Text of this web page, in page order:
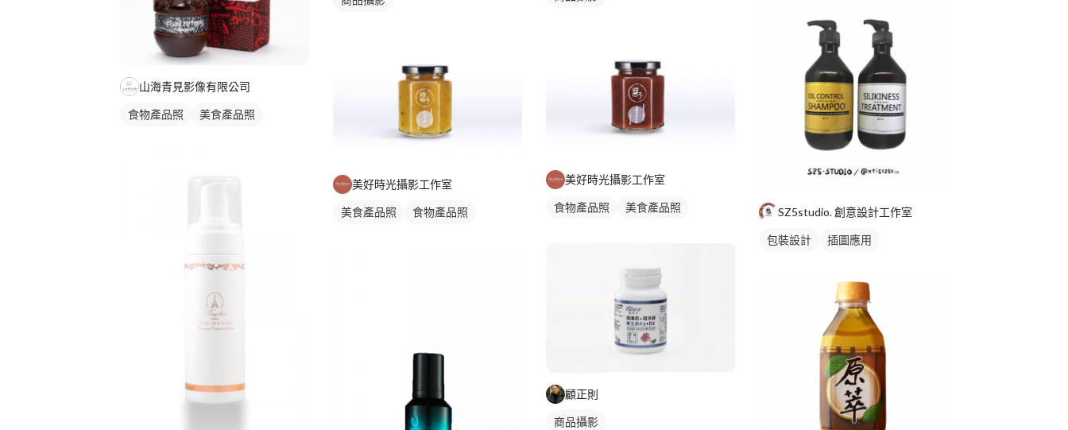
山海青見影像有限公司
食物產品照 美食產品照
美好時光攝影工作室
美食產品照 食物產品照
美好時光攝影工作室
食物產品照 美食產品照
顧正則
商品攝影
SZ5studio. 創意設計工作室
包裝設計 插圖應用